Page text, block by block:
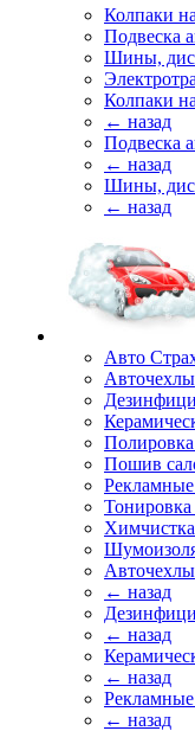
Колпаки
Подвеска
Шины,
Колпаки
← назад
Подвеска
← назад
Шины,
← назад
Авто
Авточехлы
Полировка
Пошив
Тонировка
Авточехлы
← назад
← назад
← назад
← назад